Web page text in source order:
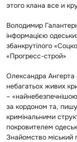
этого клана все и
Володимир
інформацією
збанкрутілого
«Прогресс-строй»
Олександра Ангерта
небагатьох живих
–
за кордоном та,
кримінальними
покровителем
Знайомство міський